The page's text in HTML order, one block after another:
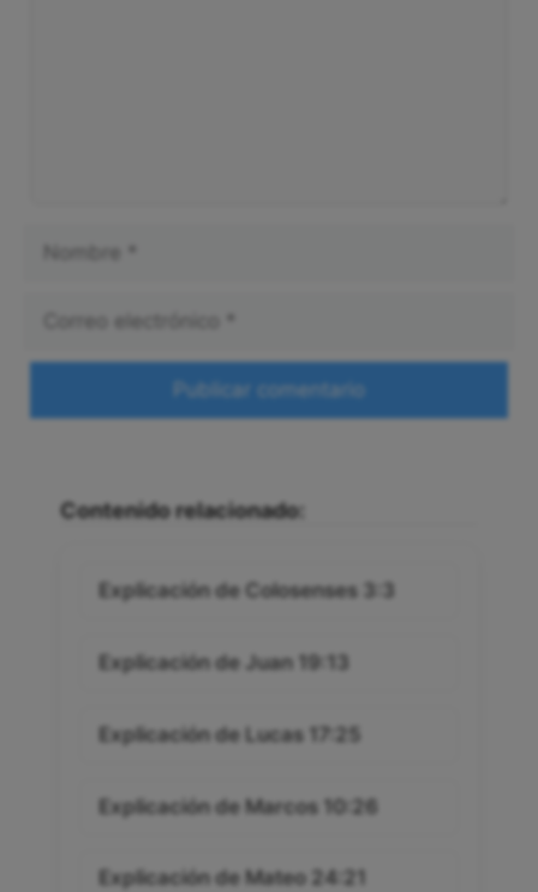
Contenido relacionado:
Explicación de Colosenses 3:3
Explicación de Juan 19:13
Explicación de Lucas 17:25
Explicación de Marcos 10:26
Explicación de Mateo 24:21